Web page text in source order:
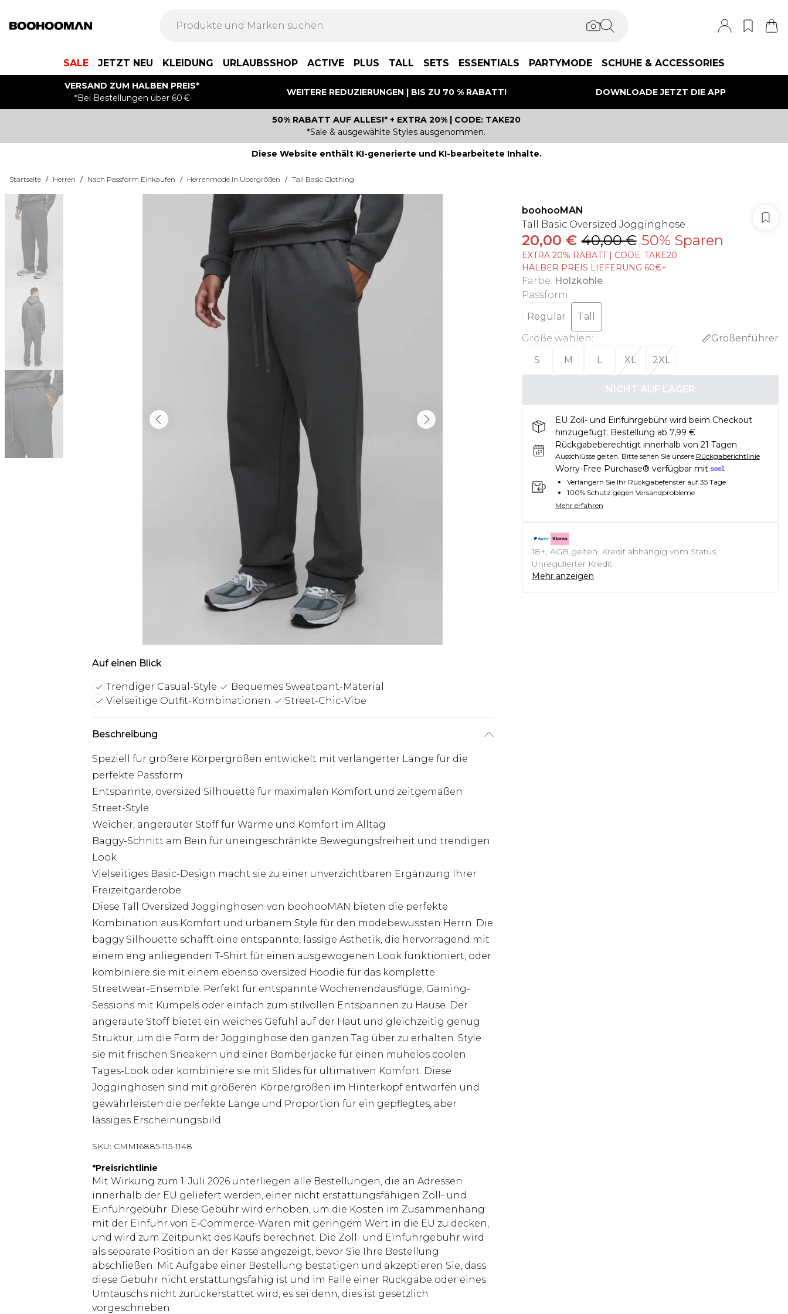
SALE JETZT NEU KLEIDUNG URLAUBSSHOP ACTIVE PLUS TALL SETS ESSENTIALS PARTYMODE SCHUHE & ACCESSORIES
VERSAND ZUM HALBEN PREIS*
*Bei Bestellungen über 60 €
WEITERE REDUZIERUNGEN | BIS ZU 70 % RABATT! DOWNLOADE JETZT DIE APP
50% RABATT AUF ALLES!* + EXTRA 20% | CODE: TAKE20
*Sale & ausgewählte Styles ausgenommen.
Diese Website enthält KI-generierte und KI-bearbeitete Inhalte.
Startseite / Herren / Nach Passform Einkaufen / Herrenmode In Übergrößen / Tall Basic Clothing
Auf einen Blick
Trendiger Casual-Style
Bequemes Sweatpant-Material
Vielseitige Outfit-Kombinationen
Street-Chic-Vibe
Beschreibung
Speziell für größere Körpergrößen entwickelt mit verlängerter Länge für die
perfekte Passform
Entspannte, oversized Silhouette für maximalen Komfort und zeitgemäßen
Street-Style
Weicher, angerauter Stoff für Wärme und Komfort im Alltag
Baggy-Schnitt am Bein für uneingeschränkte Bewegungsfreiheit und trendigen
Look
Vielseitiges Basic-Design macht sie zu einer unverzichtbaren Ergänzung Ihrer
Freizeitgarderobe
Diese Tall Oversized Jogginghosen von boohooMAN bieten die perfekte
Kombination aus Komfort und urbanem Style für den modebewussten Herrn. Die
baggy Silhouette schafft eine entspannte, lässige Ästhetik, die hervorragend mit
einem eng anliegenden T-Shirt für einen ausgewogenen Look funktioniert, oder
kombiniere sie mit einem ebenso oversized Hoodie für das komplette
Streetwear-Ensemble. Perfekt für entspannte Wochenendausflüge, Gaming-
Sessions mit Kumpels oder einfach zum stilvollen Entspannen zu Hause. Der
angeraute Stoff bietet ein weiches Gefühl auf der Haut und gleichzeitig genug
Struktur, um die Form der Jogginghose den ganzen Tag über zu erhalten. Style
sie mit frischen Sneakern und einer Bomberjacke für einen mühelos coolen
Tages-Look oder kombiniere sie mit Slides für ultimativen Komfort. Diese
Jogginghosen sind mit größeren Körpergrößen im Hinterkopf entworfen und
gewährleisten die perfekte Länge und Proportion für ein gepflegtes, aber
lässiges Erscheinungsbild.
SKU: CMM16885-115-1148
*Preisrichtlinie
Mit Wirkung zum 1. Juli 2026 unterliegen alle Bestellungen, die an Adressen
innerhalb der EU geliefert werden, einer nicht erstattungsfähigen Zoll- und
Einfuhrgebühr. Diese Gebühr wird erhoben, um die Kosten im Zusammenhang
mit der Einfuhr von E‑Commerce-Waren mit geringem Wert in die EU zu decken,
und wird zum Zeitpunkt des Kaufs berechnet. Die Zoll- und Einfuhrgebühr wird
als separate Position an der Kasse angezeigt, bevor Sie Ihre Bestellung
abschließen. Mit Aufgabe einer Bestellung bestätigen und akzeptieren Sie, dass
diese Gebühr nicht erstattungsfähig ist und im Falle einer Rückgabe oder eines
Umtauschs nicht zurückerstattet wird, es sei denn, dies ist gesetzlich
vorgeschrieben.
boohooMAN
Tall Basic Oversized Jogginghose
20,00 € 40,00 € 50% Sparen
EXTRA 20% RABATT | CODE: TAKE20
HALBER PREIS LIEFERUNG 60€+
Farbe: Holzkohle
Passform:
Regular
Tall
Größe wählen:
Größenführer
S
M L XL 2XL
NICHT AUF LAGER
EU Zoll- und Einfuhrgebühr wird beim Checkout
hinzugefügt. Bestellung ab 7,99 €
Rückgabeberechtigt innerhalb von 21 Tagen
Ausschlüsse gelten. Bitte sehen Sie unsere Rückgaberichtlinie
Worry-Free Purchase® verfügbar mit
Verlängern Sie Ihr Rückgabefenster auf 35 Tage
100% Schutz gegen Versandprobleme
Mehr erfahren
18+, AGB gelten. Kredit abhängig vom Status.
Unregulierter Kredit.
Mehr anzeigen